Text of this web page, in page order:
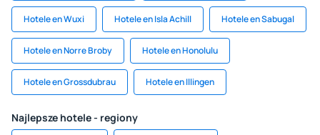
Hotele en Wuxi Hotele en Isla Achill Hotele en Sabugal
Hotele en Norre Broby Hotele en Honolulu
Hotele en Grossdubrau Hotele en Illingen
Najlepsze hotele - regiony